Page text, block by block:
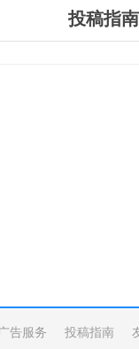
投稿指南
广告服务 投稿指南